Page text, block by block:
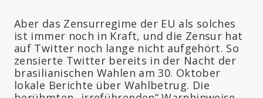
Aber das Zensurregime der EU als solches
ist immer noch in Kraft, und die Zensur hat
auf Twitter noch lange nicht aufgehört. So
zensierte Twitter bereits in der Nacht der
brasilianischen Wahlen am 30. Oktober
lokale Berichte über Wahlbetrug. Die